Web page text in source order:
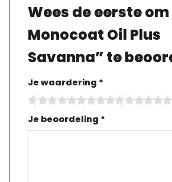
Wees de eerste om
Monocoat Oil Plus
Savanna” te
Je waardering *
Je beoordeling *